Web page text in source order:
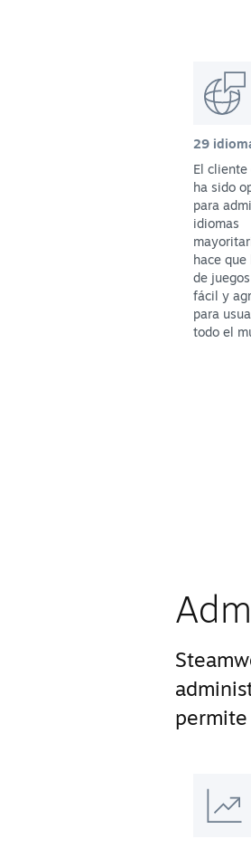
29
El cliente
ha sido
para
idiomas
hace
de
fácil y
para
todo el